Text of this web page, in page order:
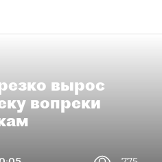
вырос
вопреки